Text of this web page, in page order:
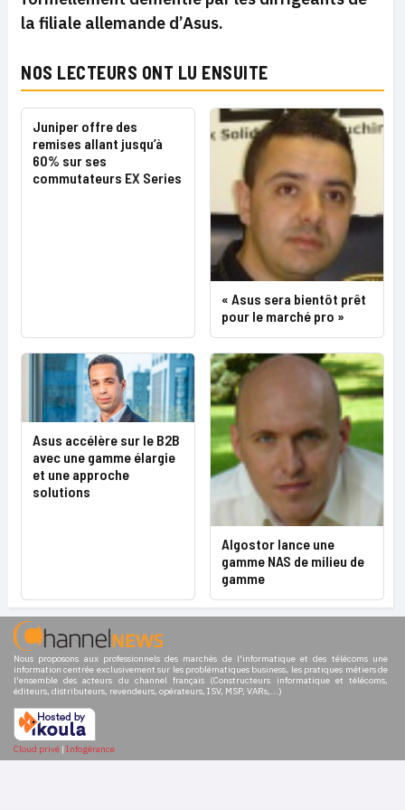
la filiale allemande d’Asus.
NOS LECTEURS ONT LU ENSUITE
Juniper offre des
remises allant jusqu’à
60% sur ses
commutateurs EX Series
« Asus sera bientôt prêt
pour le marché pro »
Asus accélère sur le B2B
avec une gamme élargie
et une approche
solutions
Algostor lance une
gamme NAS de milieu de
gamme
Nous proposons aux professionnels des marchés de l'informatique et des télécoms une
information centrée exclusivement sur les problématiques business, les pratiques métiers de
l'ensemble des acteurs du channel français (Constructeurs informatique et télécoms,
éditeurs, distributeurs, revendeurs, opérateurs, ISV, MSP, VARs,...)
Cloud privé | Infogérance